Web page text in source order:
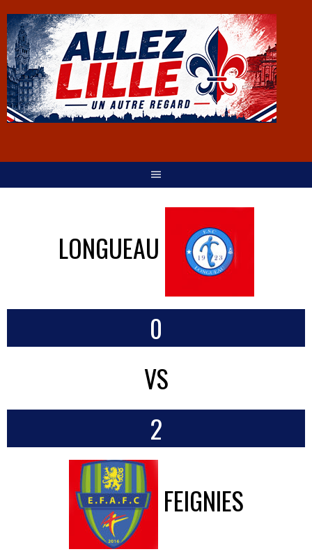
LONGUEAU
0
VS
2
FEIGNIES